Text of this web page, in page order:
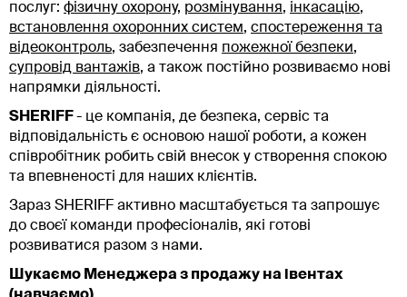
послуг: фізичну охорону, розмінування, інкасацію,
встановлення охоронних систем, спостереження та
відеоконтроль, забезпечення пожежної безпеки,
супровід вантажів, а також постійно розвиваємо нові
напрямки діяльності.
SHERIFF- це компанія, де безпека, сервіс та
відповідальність є основою нашої роботи, а кожен
співробітник робить свій внесок у створення спокою
та впевненості для наших клієнтів.
Зараз SHERIFF активно масштабується та запрошує
до своєї команди професіоналів, які готові
розвиватися разом з нами.
Шукаємо Менеджера з продажу на івентах